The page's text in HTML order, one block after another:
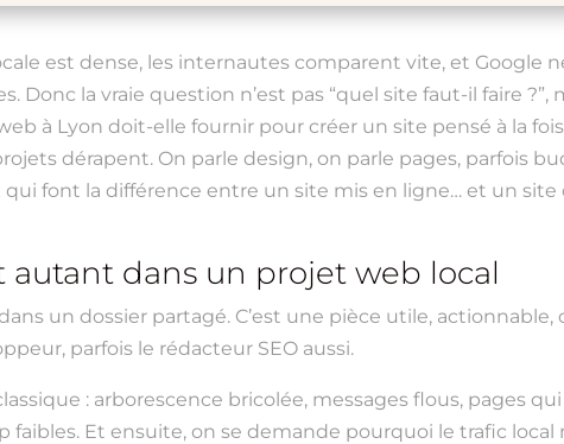
est dense, les internautes comparent vite, et Google
Donc la vraie question n’est pas “quel site faut-il faire ?”,
à Lyon doit-elle fournir pour créer un site pensé à la
dérapent. On parle design, on parle pages, parfois
font la différence entre un site mis en ligne… et un
dans un projet web local
un dossier partagé. C’est une pièce utile,
parfois le rédacteur SEO aussi.
: arborescence bricolée, messages flous, pages
faibles. Et ensuite, on se demande pourquoi le trafic local